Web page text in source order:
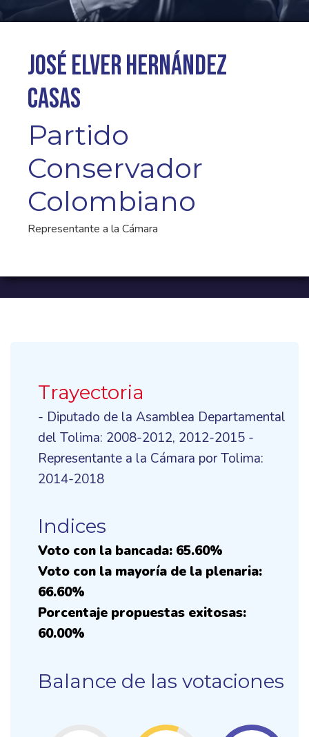
José Elver Hernández
Casas
Partido
Conservador
Colombiano
Representante a la Cámara
Trayectoria
- Diputado de la Asamblea Departamental
del Tolima: 2008-2012, 2012-2015 -
Representante a la Cámara por Tolima:
2014-2018
Indices
Voto con la bancada: 65.60%
Voto con la mayoría de la plenaria:
66.60%
Porcentaje propuestas exitosas:
60.00%
Balance de las votaciones